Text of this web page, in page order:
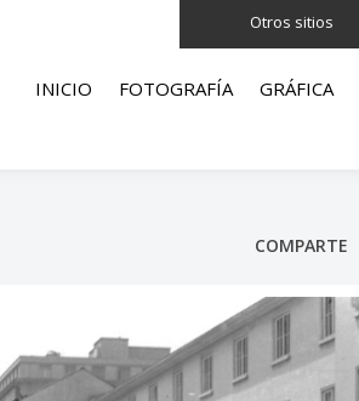
Otros sitios
INICIO FOTOGRAFÍA GRÁFICA
COMPARTE